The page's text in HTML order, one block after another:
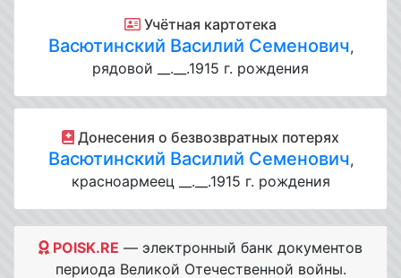
Учётная картотека
Васютинский Василий Семенович,
рядовой __.__.1915 г. рождения
Донесения о безвозвратных потерях
Васютинский Василий Семенович,
красноармеец __.__.1915 г. рождения
POISK.RE — электронный банк документов
периода Великой Отечественной войны.